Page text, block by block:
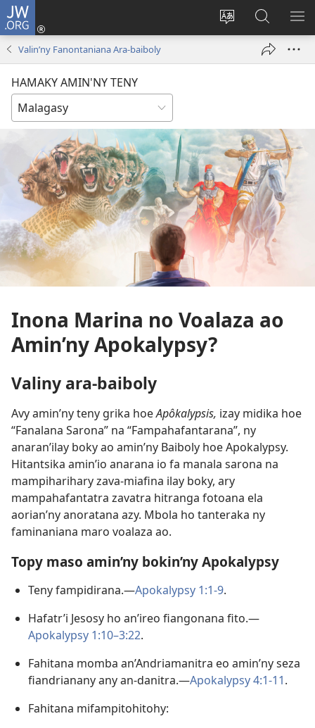
JW.ORG
Hiova
Hiditra
(manokatra
ato
Amin’ny
Valin’ny Fanontaniana Ara-baiboly
HAMAKY AMIN'NY TENY
Inona Marina no Voalaza ao
Amin’ny Apokalypsy?
Valiny ara-baiboly
Avy amin’ny teny grika hoeApôkalypsis, izay midika hoe
“Fanalana Sarona” na “Fampahafantarana”, ny
anaran’ilay boky ao amin’ny Baiboly hoe Apokalypsy.
Hitantsika amin’io anarana io fa manala sarona na
mampiharihary zava-miafina ilay boky, ary
mampahafantatra zavatra hitranga fotoana ela
aorian’ny anoratana azy. Mbola ho tanteraka ny
faminaniana maro voalaza ao.
Topy maso amin’ny bokin’ny Apokalypsy
Teny fampidirana.—Apokalypsy 1:1-9.
Hafatr’i Jesosy ho an’ireo fiangonana fito.—
Apokalypsy 1:10–3:22.
Fahitana momba an’Andriamanitra eo amin’ny seza
fiandrianany any an-danitra.—Apokalypsy 4:1-11.
Fahitana mifampitohitohy: